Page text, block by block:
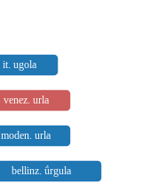
it. ugola
venez. urla
moden. urla
bellinz. ǘrgula